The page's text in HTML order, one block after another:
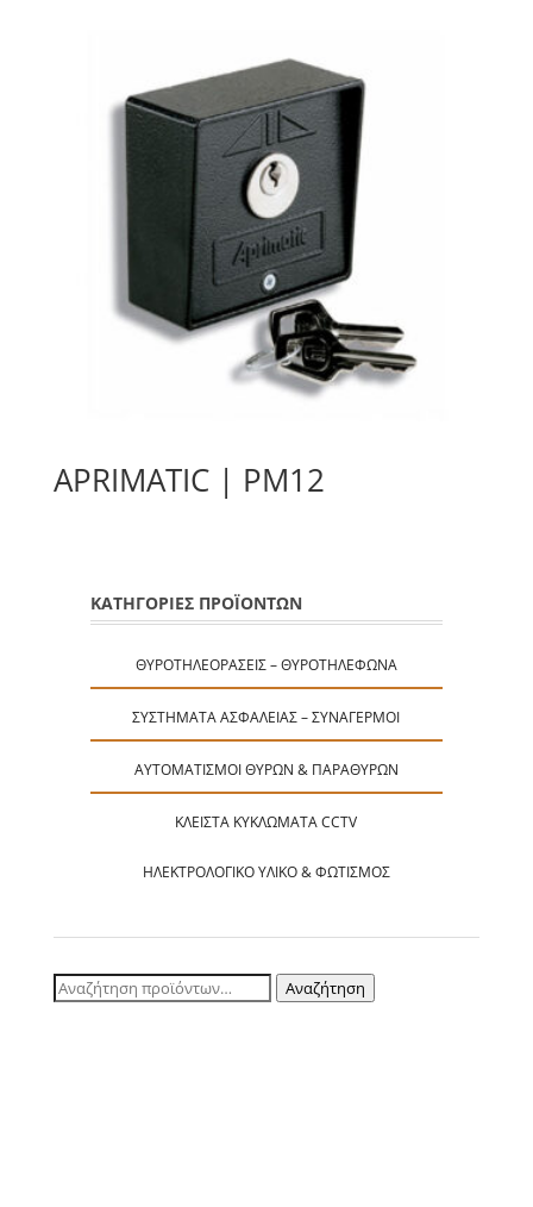
APRIMATIC | PM12
ΚΑΤΗΓΟΡΙΕΣ ΠΡΟΪΟΝΤΩΝ
ΘΥΡΟΤΗΛΕΟΡΆΣΕΙΣ – ΘΥΡΟΤΗΛΈΦΩΝΑ
ΣΥΣΤΉΜΑΤΑ ΑΣΦΑΛΕΊΑΣ – ΣΥΝΑΓΕΡΜΟΊ
ΑΥΤΟΜΑΤΙΣΜΟΊ ΘΥΡΏΝ & ΠΑΡΑΘΎΡΩΝ
ΚΛΕΙΣΤΆ ΚΥΚΛΏΜΑΤΑ CCTV
ΗΛΕΚΤΡΟΛΟΓΙΚΌ ΥΛΙΚΌ & ΦΩΤΙΣΜΌΣ
Αναζήτηση
Αναζήτηση